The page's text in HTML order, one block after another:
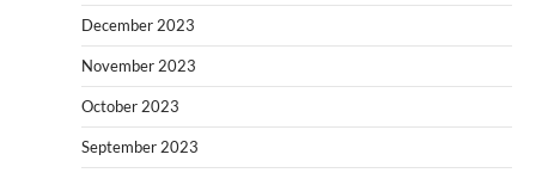
December 2023
November 2023
October 2023
September 2023